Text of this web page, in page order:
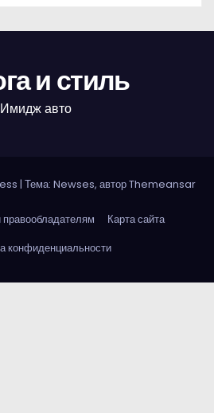
и стиль
Имидж авто
| Тема: Newses, авторThemeansar
Карта сайта
конфиденциальности